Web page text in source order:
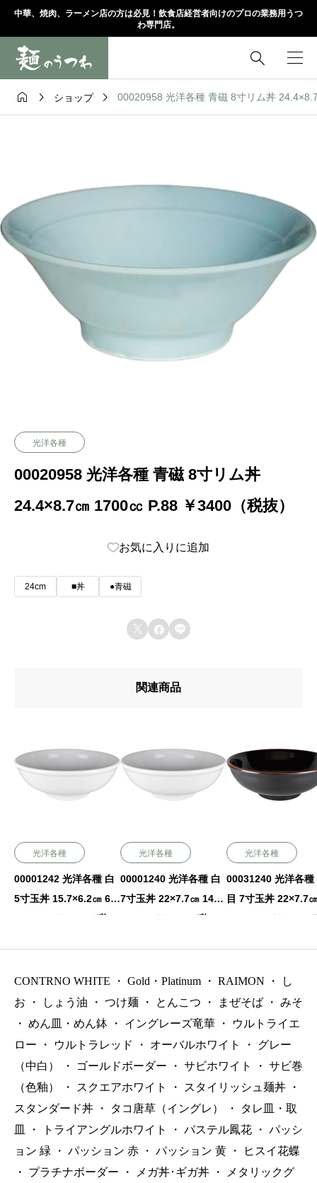
中華、焼肉、ラーメン店の方は必見！飲食店経営者向けのプロの業務用うつ
わ専門店。

  ショップ  00020958 光洋各種 青磁 8寸リム丼
光洋各種
00020958 光洋各種 青磁 8寸リム丼
24.4×8.7㎝ 1700㏄ P.88 ￥3400（税抜）
お気に入りに追加
24cm ■丼 ●青磁
  
関連商品
光洋各種
00001242 光洋各種 白
5寸玉丼 15.7×6.2㎝ 60
0㏄ P.88 ￥1200（税
光洋各種
00001240 光洋各種 白
7寸玉丼 22×7.7㎝ 1435
㏄ P.88 ￥2500（税
光洋各種
00031240 光洋各種
目 7寸玉丼 22×7.7
35㏄ P.88 ￥3000
CONTRNO WHITE ・ Gold・Platinum ・ RAIMON ・
し
お
・ しょう油 ・ つけ麺 ・ とんこつ ・ まぜそば ・ みそ
・ めん皿・めん鉢 ・ イングレーズ竜華 ・
ウルトライエ
ロー
・ ウルトラレッド ・ オーバルホワイト ・
グレー
（中白）
・ ゴールドボーダー ・ サビホワイト ・ サビ巻
（色釉）
・ スクエアホワイト ・ スタイリッシュ麺丼
・
スタンダード丼
・ タコ唐草（イングレ） ・
タレ皿・取
皿
・ トライアングルホワイト ・ パステル鳳花 ・ パッシ
ョン 緑
・ パッション 赤 ・ パッション 黄 ・
ヒスイ花蝶
・
プラチナボーダー ・ メガ丼･ギガ丼 ・
メタリックグ